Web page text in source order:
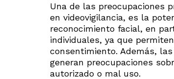
Una de las preocupaciones
en videovigilancia, es la
reconocimiento facial, en
individuales, ya que
consentimiento. Además,
generan preocupaciones
autorizado o mal uso.